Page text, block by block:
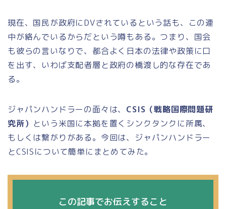
現在、国民が政府にDVされているという話も、この連
中が絡んでいるからだという噂もある。つまり、国会
も彼らの言いなりで、都合よく日本の法律や政策に口
を出す、いわば支配者層と政府の橋渡し的な存在であ
る。
ジャパンハンドラーの面々は、 CSIS（戦略国際問題研
究所） という米国に本拠を置くシンクタンクに所属、
もしくは繋がりがある。今回は、ジャパンハンドラー
とCSISについて簡単にまとめてみた。
この記事でお伝えすること